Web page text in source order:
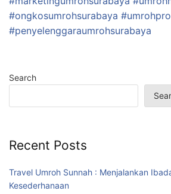
#ongkosumrohsurabaya
#penyelenggaraumrohsurabaya
Search
Recent Posts
Travel Umroh Sunnah : Menjalankan
Kesederhanaan